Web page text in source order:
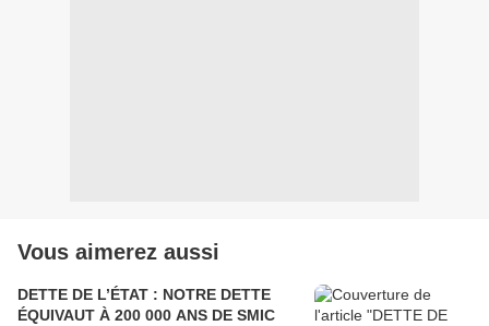
Vous aimerez aussi
DETTE DE L’ÉTAT : NOTRE DETTE
ÉQUIVAUT À 200 000 ANS DE SMIC